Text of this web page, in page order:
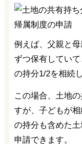
例えば、父親と
ずつ保有してい
の持分1/2を相続
この場合、土地
すが、子どもが
の持分も含めた
申請できます。